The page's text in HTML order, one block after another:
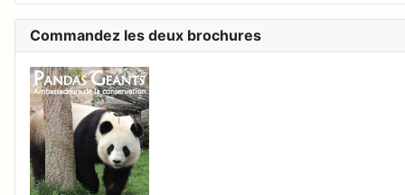
Commandez les deux brochures